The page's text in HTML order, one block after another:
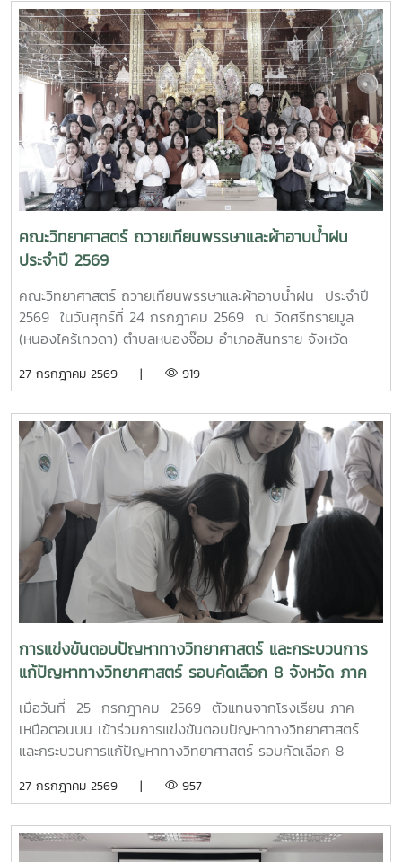
ครู และนักศึกษา แผนกวิชาเทคนิคการผลิต เข้าร่วมการอบรม
อย่างพร้อมเพรียง การอบรมครั้งนี้ได้รับเกียรติจาก ผู้ช่วย
ศาสตราจารย์ ดร.กนกวรรณ กรรเชียง และรองศาสตราจารย์
ดร.ชูพงษ์ ภาคภูมิ วิทยากรผู้ทรงคุณวุฒิจาก คณะวิทยาศาสตร์
มหาวิทยาลัยแม่โจ้ มาให้ความรู้ทั้งภาคทฤษฎีและภาคปฏิบัติเกี่ยว
กับการควบคุมแขนกลหุ่นยนต์ การประยุกต์ใช้งานในภาค
อุตสาหกรรม ตลอดจนการใช้งานเทคโนโลยีระบบอัตโนมัติ เพื่อให้
นักศึกษาได้เรียนรู้จากประสบการณ์จริงและสามารถนำองค์ความ
รู้ไปประยุกต์ใช้ในการเรียนและการประกอบอาชีพในอนาคต โดย
โครงการดังกล่าวมีวัตถุประสงค์เพื่อพัฒนาสมรรถนะด้าน
เทคโนโลยีและระบบอัตโนมัติ เสริมสร้างทักษะวิชาชีพที่สอดคล้อง
กับความต้องการของภาคอุตสาหกรรมยุคใหม่ พร้อมยกระดับ
ศักยภาพผู้เรียนให้มีความพร้อมเข้าสู่การทำงานในอุตสาหกรรม
4.0MTP : "ผู้นำการผลิตและพัฒนากำลังคนอาชีวศึกษาเฉพาะ
ทางสมรรรถนะสูง" 32 ปี MTP รั้ว ชมพู - ฟ้าดูรูปเพิ่มเติม :
https://drive.google.com/drive/folders/
คณะวิทยาศาสตร์ ถวายเทียนพรรษาและผ้าอาบน้ำฝน
ประจำปี 2569
คณะวิทยาศาสตร์ ถวายเทียนพรรษาและผ้าอาบน้ำฝน ประจำปี
2569 ในวันศุกร์ที่ 24 กรกฎาคม 2569 ณ วัดศรีทรายมูล
(หนองไคร้เทวดา) ตำบลหนองจ๊อม อำเภอสันทราย จังหวัด
27 กรกฎาคม 2569 | 919
การแข่งขันตอบปัญหาทางวิทยาศาสตร์ และกระบวนการ
แก้ปัญหาทางวิทยาศาสตร์ รอบคัดเลือก 8 จังหวัด ภาค
เหนือตอนบน
เมื่อวันที่ 25 กรกฎาคม 2569 ตัวแทนจากโรงเรียน ภาค
เหนือตอนบน เข้าร่วมการแข่งขันตอบปัญหาทางวิทยาศาสตร์
และกระบวนการแก้ปัญหาทางวิทยาศาสตร์ รอบคัดเลือก 8
เทคโนโลยีแห่งชาติ และสัปดาห์วิทยาศาสตร์ แห่งชาติ ประจำปี
27 กรกฎาคม 2569 | 957